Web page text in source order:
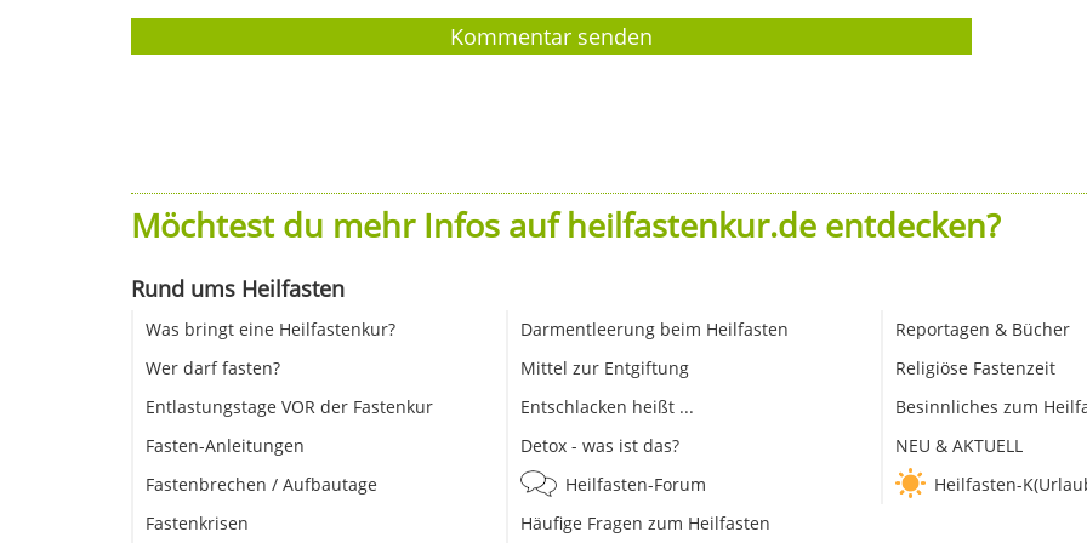
Möchtest du mehr Infos auf heilfastenkur.de entdecken?
Rund ums Heilfasten
Was bringt eine Heilfastenkur?
Wer darf fasten?
Entlastungstage VOR der Fastenkur
Fasten-Anleitungen
Fastenbrechen / Aufbautage
Fastenkrisen
Darmentleerung beim Heilfasten
Mittel zur Entgiftung
Entschlacken heißt ...
Detox - was ist das?
Heilfasten-Forum
Häufige Fragen zum Heilfasten
Reportagen & Bücher
Religiöse Fastenzeit
Besinnliches zum
NEU & AKTUELL
Heilfasten-